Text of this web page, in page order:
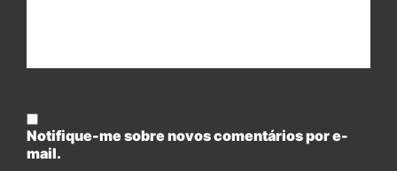
Notifique-me sobre novos comentários por e-
mail.